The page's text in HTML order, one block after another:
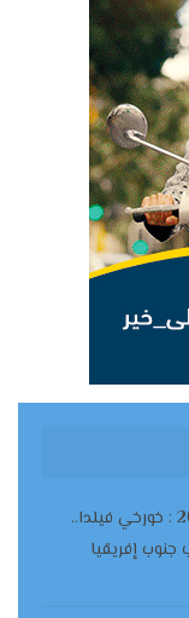
كأس أمم إفريقيا للسيدات – المغرب 2026 : خورخي فيلدا..
إفريقيا